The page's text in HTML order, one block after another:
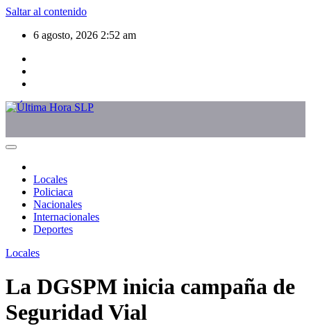
Saltar al contenido
6 agosto, 2026 2:52 am
Locales
Policiaca
Nacionales
Internacionales
Deportes
Locales
La DGSPM inicia campaña de
Seguridad Vial